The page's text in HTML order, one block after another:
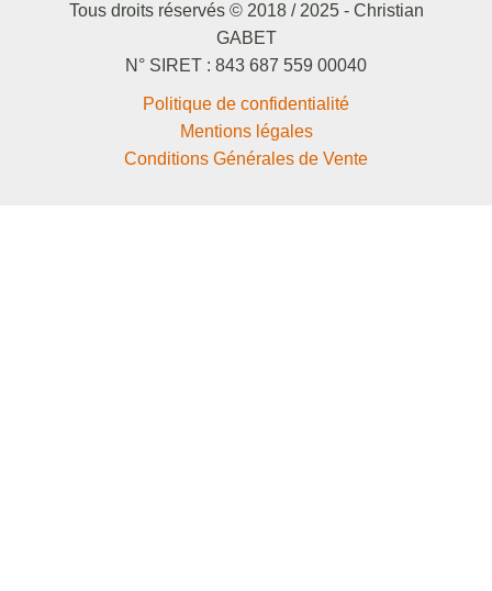
Tous droits réservés © 2018 / 2025 - Christian
GABET
N° SIRET : 843 687 559 00040
Politique de confidentialité
Mentions légales
Conditions Générales de Vente